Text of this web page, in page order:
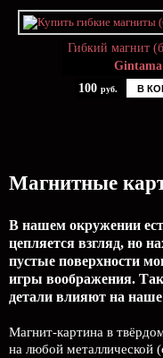
Гибкий магнит
Gintama
100 руб. В
Магнитные
В нашем окружении
цепляется взгляд, но
пустые поверхности
игры воображения.
детали влияют на
Магнит-картина в
на любой металлической